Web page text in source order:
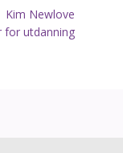
Kim Newlove
for utdanning